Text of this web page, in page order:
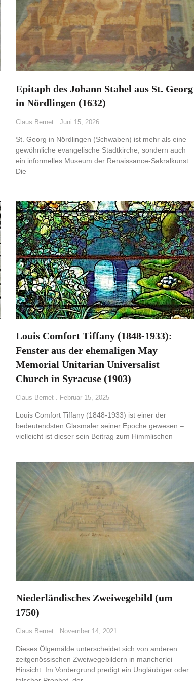
Epitaph des Johann Stahel aus St. Georg
in Nördlingen (1632)
Claus Bernet Juni 15, 2026
St. Georg in Nördlingen (Schwaben) ist mehr als eine
gewöhnliche evangelische Stadtkirche, sondern auch
ein informelles Museum der Renaissance-Sakralkunst.
Die
Louis Comfort Tiffany (1848-1933):
Fenster aus der ehemaligen May
Memorial Unitarian Universalist
Church in Syracuse (1903)
Claus Bernet Februar 15, 2025
Louis Comfort Tiffany (1848-1933) ist einer der
bedeutendsten Glasmaler seiner Epoche gewesen –
vielleicht ist dieser sein Beitrag zum Himmlischen
Niederländisches Zweiwegebild (um
1750)
Claus Bernet November 14, 2021
Dieses Ölgemälde unterscheidet sich von anderen
zeitgenössischen Zweiwegebildern in mancherlei
Hinsicht. Im Vordergrund predigt ein Ungläubiger oder